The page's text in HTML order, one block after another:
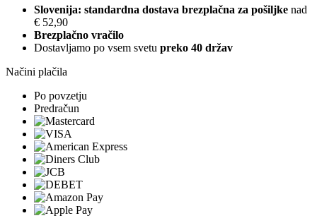
Slovenija: standardna dostava brezplačna za pošiljke nad
€ 52,90
Brezplačno vračilo
Dostavljamo po vsem svetu preko 40 držav
Načini plačila
Po povzetju
Predračun